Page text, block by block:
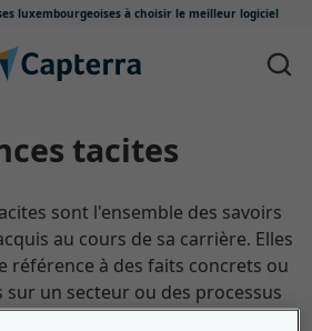
luxembourgeoises à choisir le meilleur logiciel
tacites
sont l'ensemble des savoirs
au cours de sa carrière. Elles
référence à des faits concrets ou
sur un secteur ou des processus
également s'appliquer aux